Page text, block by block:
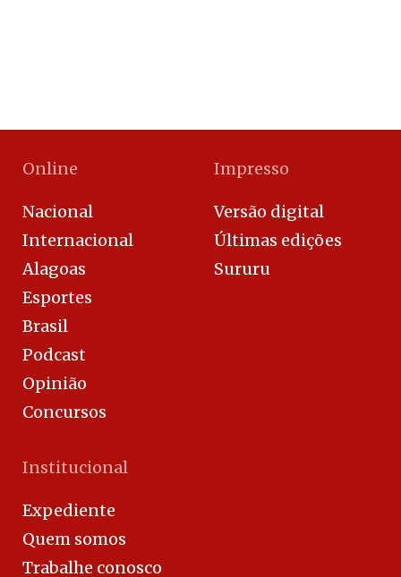
Online
Nacional
Internacional
Alagoas
Esportes
Brasil
Podcast
Opinião
Concursos
Impresso
Versão digital
Últimas edições
Sururu
Institucional
Expediente
Quem somos
Trabalhe conosco